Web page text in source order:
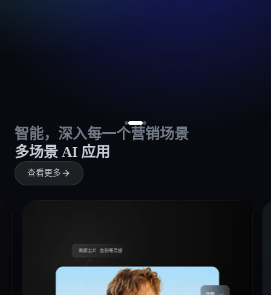
智能，深入每一个营销场景
多场景 AI 应用
查看更多